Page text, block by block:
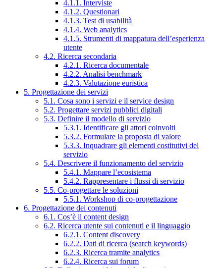
4.1.1. Interviste
4.1.2. Questionari
4.1.3. Test di usabilità
4.1.4. Web analytics
4.1.5. Strumenti di mappatura dell’esperienza
utente
4.2. Ricerca secondaria
4.2.1. Ricerca documentale
4.2.2. Analisi benchmark
4.2.3. Valutazione euristica
5. Progettazione dei servizi
5.1. Cosa sono i servizi e il service design
5.2. Progettare servizi pubblici digitali
5.3. Definire il modello di servizio
5.3.1. Identificare gli attori coinvolti
5.3.2. Formulare la proposta di valore
5.3.3. Inquadrare gli elementi costitutivi del
servizio
5.4. Descrivere il funzionamento del servizio
5.4.1. Mappare l’ecosistema
5.4.2. Rappresentare i flussi di servizio
5.5. Co-progettare le soluzioni
5.5.1. Workshop di co-progettazione
6. Progettazione dei contenuti
6.1. Cos’è il content design
6.2. Ricerca utente sui contenuti e il linguaggio
6.2.1. Content discovery
6.2.2. Dati di ricerca (search keywords)
6.2.3. Ricerca tramite analytics
6.2.4. Ricerca sui forum